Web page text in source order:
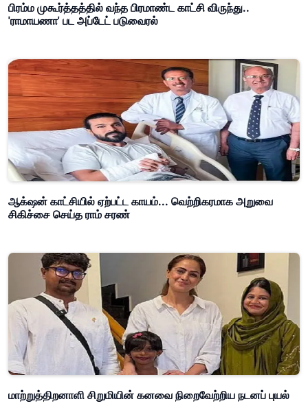
பிரம்ம முகூர்த்தத்தில் வந்த பிரமாண்ட காட்சி விருந்து..
'ராமாயணா' பட அப்டேட் படுவைரல்
ஆக்‌ஷன் காட்சியில் ஏற்பட்ட காயம்... வெற்றிகரமாக அறுவை
சிகிச்சை செய்த ராம் சரண்
மாற்றுத்திறனாளி சிறுமியின் கனவை நிறைவேற்றிய நடனப் புயல்